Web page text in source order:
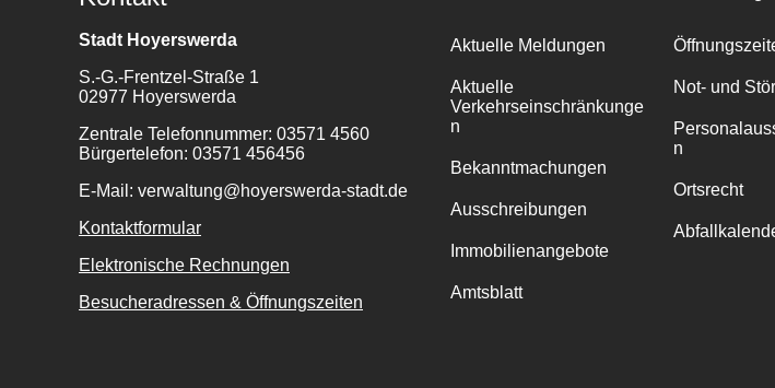
Stadt Hoyerswerda
S.-G.-Frentzel-Straße 1
02977 Hoyerswerda
Zentrale Telefonnummer: 03571 4560
Bürgertelefon: 03571 456456
E-Mail: verwaltung@hoyerswerda-stadt.de
Kontaktformular
Elektronische Rechnungen
Besucheradressen & Öffnungszeiten
Aktuelle Meldungen
Aktuelle
Verkehrseinschränkunge
n
Bekanntmachungen
Ausschreibungen
Immobilienangebote
Amtsblatt
Not- und
n
Ortsrecht